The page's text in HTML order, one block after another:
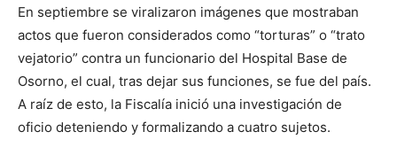
En septiembre se viralizaron imágenes que mostraban
actos que fueron considerados como “torturas” o “trato
vejatorio” contra un funcionario del Hospital Base de
Osorno, el cual, tras dejar sus funciones, se fue del país.
A raíz de esto, la Fiscalía inició una investigación de
oficio deteniendo y formalizando a cuatro sujetos.